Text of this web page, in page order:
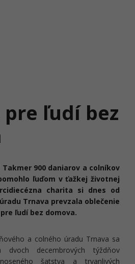
ľudí bez
Takmer 900 daniarov a colníkov
ľuďom v ťažkej životnej
charita si dnes od
Trnava prevzala oblečenie
ľudí bez domova.
a colného úradu Trnava sa
dvoch decembrových týždňov
šatstva a trvanlivých